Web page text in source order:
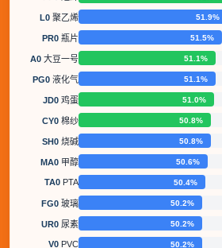
L0 聚乙烯 51.9%
PR0 瓶片 51.5%
A0 大豆一号 51.1%
PG0 液化气 51.1%
JD0 鸡蛋 51.0%
CY0 棉纱 50.8%
SH0 烧碱 50.8%
MA0 甲醇 50.6%
TA0 PTA 50.4%
FG0 玻璃 50.2%
UR0 尿素 50.2%
V0 PVC 50.2%